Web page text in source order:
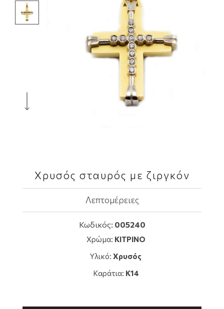
Χρυσός σταυρός με ζιργκόν
Λεπτομέρειες
Κωδικός: 005240
Χρώμα: ΚΙΤΡΙΝΟ
Υλικό: Χρυσός
Καράτια: K14